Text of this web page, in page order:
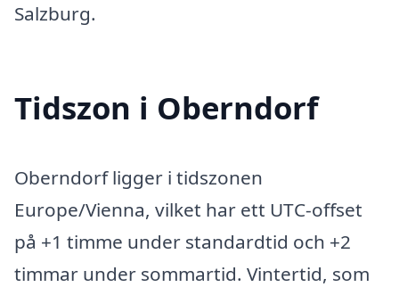
Salzburg.
Tidszon i Oberndorf
Oberndorf ligger i tidszonen
Europe/Vienna, vilket har ett UTC-offset
på +1 timme under standardtid och +2
timmar under sommartid. Vintertid, som